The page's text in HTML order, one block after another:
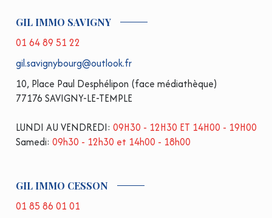
GIL IMMO SAVIGNY
01 64 89 51 22
gil.savignybourg@outlook.fr
10, Place Paul Desphélipon (face médiathèque)
77176 SAVIGNY-LE-TEMPLE
LUNDI AU VENDREDI: 09H30 - 12H30 ET 14H00 - 19H00
Samedi: 09h30 - 12h30 et 14h00 - 18h00
GIL IMMO CESSON
01 85 86 01 01